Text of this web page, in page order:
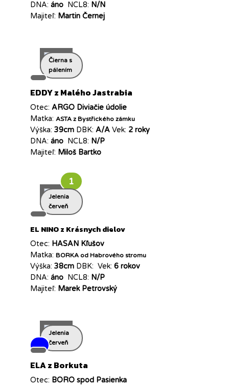
DNA: áno NCL8: N/N
Majiteľ: Martin Černej
Čierna s
pálením
EDDY z Malého Jastrabia
Otec: ARGO Diviačie údolie
Matka: ASTA z Bystřického zámku
Výška: 39cm DBK: A/A Vek: 2 roky
DNA: áno NCL8: N/P
Majiteľ: Miloš Bartko
1
Jelenia
červeň
EL NINO z Krásnych dielov
Otec: HASAN Kľušov
Matka: BORKA od Habrového stromu
Výška: 38cm DBK: Vek: 6 rokov
DNA: áno NCL8: N/P
Majiteľ: Marek Petrovský
Jelenia
červeň
ELA z Borkuta
Otec: BORO spod Pasienka